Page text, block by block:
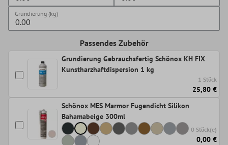
Grundierung (kg)
Passendes Zubehör
Grundierung Gebrauchsfertig Schönox KH FIX
Kunstharzhaftdispersion 1 kg
1 Stück
25,80 €
Schönox MES Marmor Fugendicht Silikon
Bahamabeige 300ml
0 Stück(e)
0,00 €